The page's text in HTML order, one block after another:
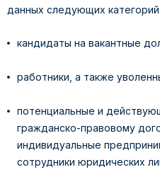
данных следующих
кандидаты на вакантные
работники, а также
потенциальные и
гражданско-правовому
индивидуальные
сотрудники юридических